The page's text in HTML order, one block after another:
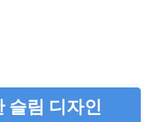
슬림 디자인